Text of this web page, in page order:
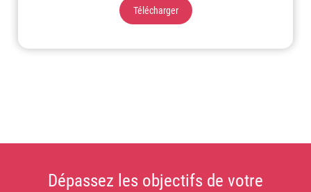
Télécharger
Dépassez les objectifs de votre